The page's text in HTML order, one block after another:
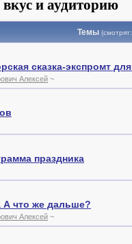
и аудиторию
Темы
сказка-экспромт
Алексей ~
праздника
А что же дальше?
Алексей ~